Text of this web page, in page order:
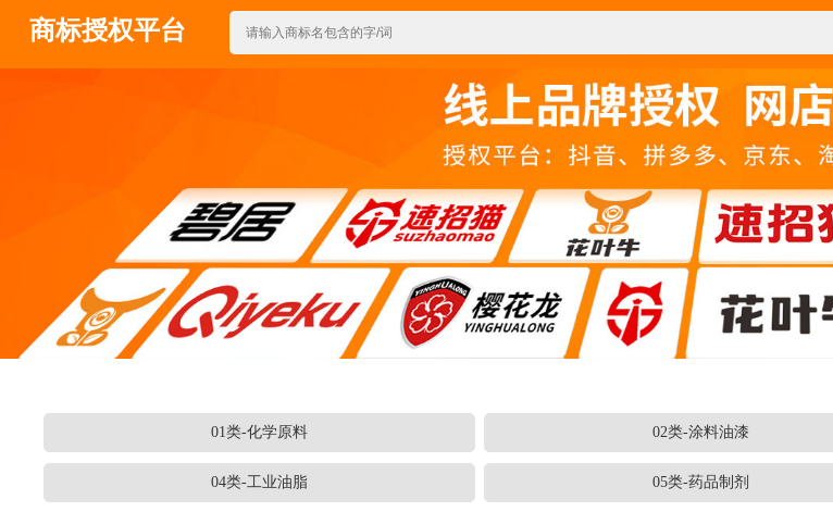
商标授权平台
01类-化学原料 02类-涂料油漆
04类-工业油脂 05类-药品制剂